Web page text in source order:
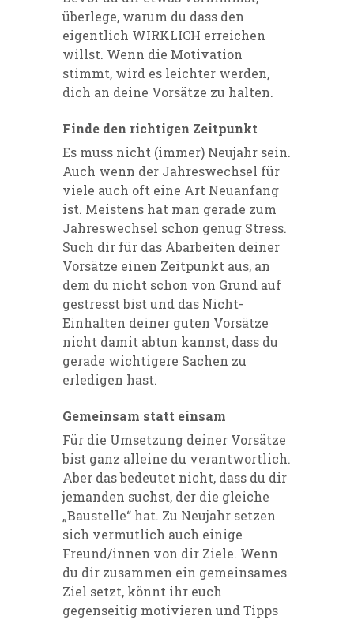
überlege, warum du dass den
eigentlich WIRKLICH erreichen
willst. Wenn die Motivation
stimmt, wird es leichter werden,
dich an deine Vorsätze zu halten.
Finde den richtigen Zeitpunkt
Es muss nicht (immer) Neujahr sein.
Auch wenn der Jahreswechsel für
viele auch oft eine Art Neuanfang
ist. Meistens hat man gerade zum
Jahreswechsel schon genug Stress.
Such dir für das Abarbeiten deiner
Vorsätze einen Zeitpunkt aus, an
dem du nicht schon von Grund auf
gestresst bist und das Nicht-
Einhalten deiner guten Vorsätze
nicht damit abtun kannst, dass du
gerade wichtigere Sachen zu
erledigen hast.
Gemeinsam statt einsam
Für die Umsetzung deiner Vorsätze
bist ganz alleine du verantwortlich.
Aber das bedeutet nicht, dass du dir
jemanden suchst, der die gleiche
„Baustelle“ hat. Zu Neujahr setzen
sich vermutlich auch einige
Freund/innen von dir Ziele. Wenn
du dir zusammen ein gemeinsames
Ziel setzt, könnt ihr euch
gegenseitig motivieren und Tipps